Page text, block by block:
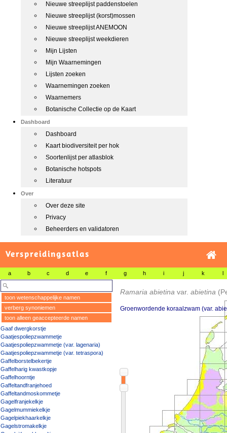
Nieuwe streeplijst paddenstoelen
Nieuwe streeplijst (korst)mossen
Nieuwe streeplijst ANEMOON
Nieuwe streeplijst weekdieren
Mijn Lijsten
Mijn Waarnemingen
Lijsten zoeken
Waarnemingen zoeken
Waarnemers
Botanische Collectie op de Kaart
Dashboard
Dashboard
Kaart biodiversiteit per hok
Soortenlijst per atlasblok
Botanische hotspots
Literatuur
Over
Over deze site
Privacy
Beheerders en validatoren
Verspreidingsatlas
a b c d e f g h i j k l
toon wetenschappelijke namen
verberg synoniemen
toon alleen geaccepteerde namen
Gaaf dwergkorstje
Gaatjespoliepzwammetje
Gaatjespoliepzwammetje (var. lagenaria)
Gaatjespoliepzwammetje (var. tetraspora)
Gaffelborstelbekertje
Gaffelharig kwastkopje
Gaffelhoorntje
Gaffeltandfranjehoed
Gaffeltandmoskommetje
Gagelfranjekelkje
Gagelmummiekelkje
Gagelpiekhaarkelkje
Gagelstromakelkje
Ramaria abietina var. abietina
Groenwordende koraalzwam (var.